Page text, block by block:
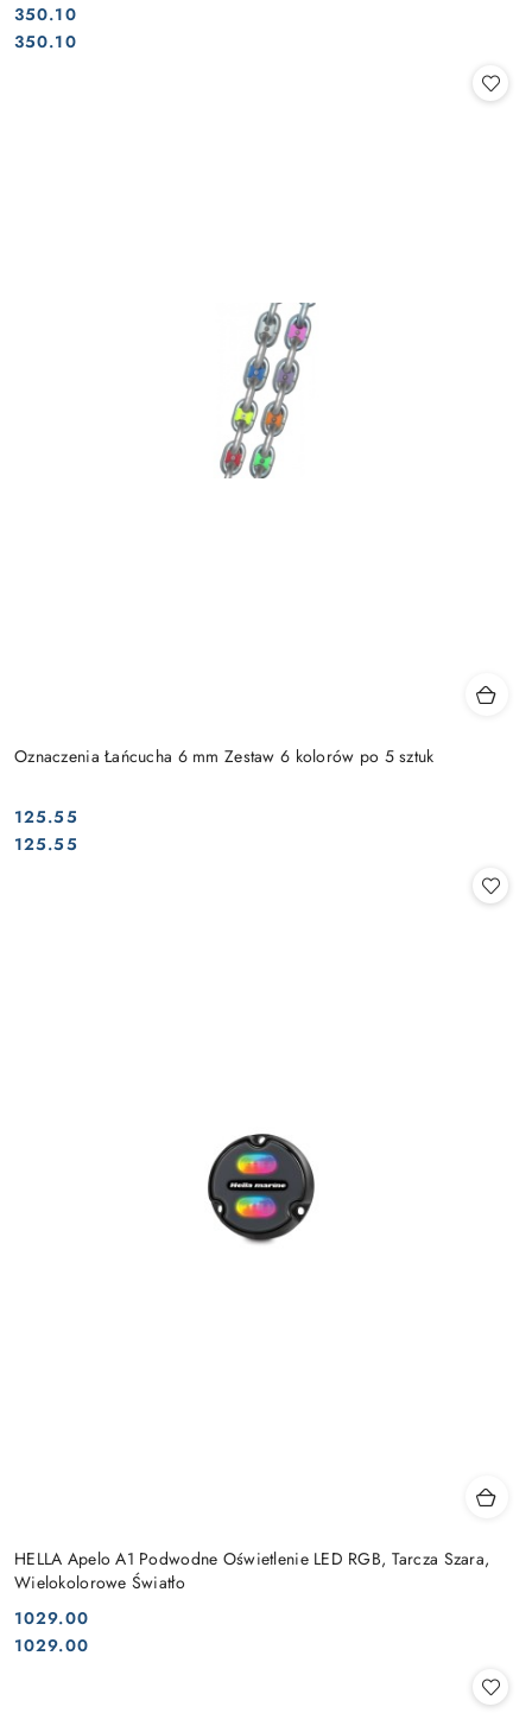
Cena:
350.10
Cena:
350.10
Oznaczenia Łańcucha 6 mm Zestaw 6 kolorów po 5 sztuk
Cena:
125.55
Cena:
125.55
HELLA Apelo A1 Podwodne Oświetlenie LED RGB, Tarcza Szara,
Wielokolorowe Światło
Cena:
1029.00
Cena:
1029.00